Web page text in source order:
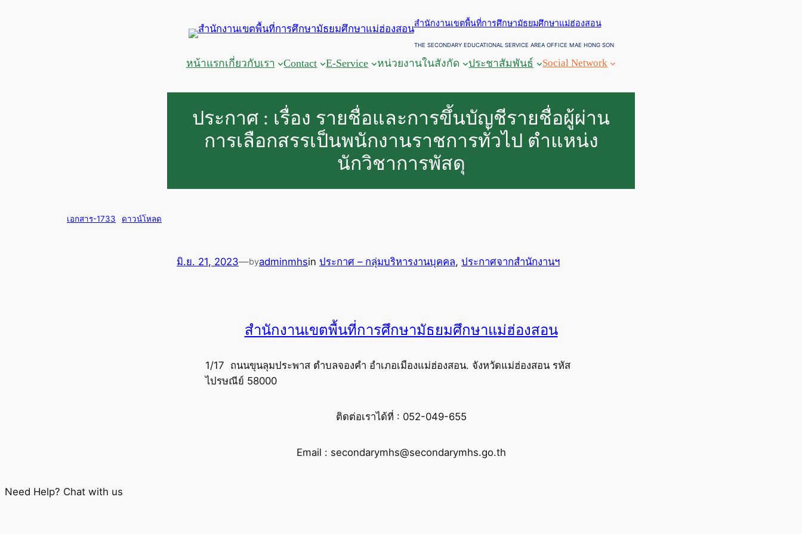
สำนักงานเขตพื้นที่การศึกษามัธยมศึกษาแม่ฮ่องสอน
THE SECONDARY EDUCATIONAL SERVICE AREA OFFICE MAE HONG SON
หน้าแรกเกี่ยวกับเรา Contact E-Service หน่วยงานในสังกัด ประชาสัมพันธ์ Social Network
ประกาศ : เรื่อง รายชื่อและการขึ้นบัญชีรายชื่อผู้ผ่าน
การเลือกสรรเป็นพนักงานราชการทั่วไป ตำแหน่ง
นักวิชาการพัสดุ
เอกสาร-1733 ดาวน์โหลด
มิ.ย. 21, 2023—byadminmhsin ประกาศ – กลุ่มบริหารงานบุคคล, ประกาศจากสำนักงานฯ
สำนักงานเขตพื้นที่การศึกษามัธยมศึกษาแม่ฮ่องสอน
1/17 ถนนขุนลุมประพาส ตำบลจองคำ อำเภอเมืองแม่ฮ่องสอน. จังหวัดแม่ฮ่องสอน รหัส
ไปรษณีย์ 58000
ติดต่อเราได้ที่ : 052-049-655
Email : secondarymhs@secondarymhs.go.th
Need Help? Chat with us